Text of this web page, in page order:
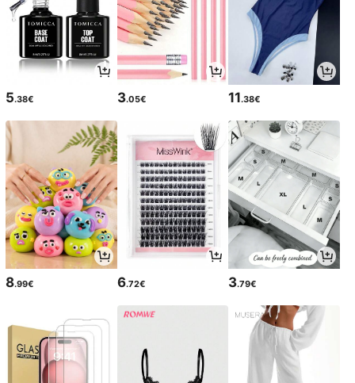
5.38€ 3.05€ 11.38€
8.99€ 6.72€ 3.79€